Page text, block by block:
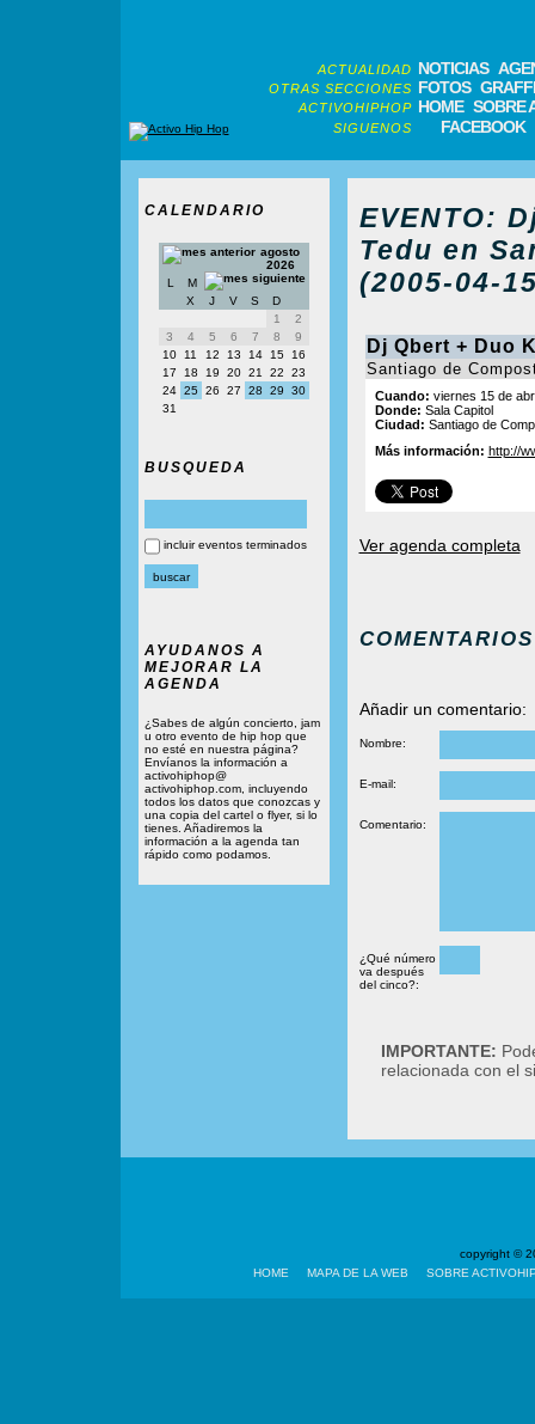
ACTUALIDAD NOTICIAS
OTRAS SECCIONES FOTOS
ACTIVOHIPHOP HOME SOBRE
SIGUENOS FACEBOOK
CALENDARIO
agosto
2026
L
M
X
J V S
D
1
2
3
4 5 6 7 8
9
10
11 12 13 14 15
16
17
18 19 20 21 22
23
24 25 26 27 28 29
30
31
BUSQUEDA
incluir eventos terminados
AYUDANOS A
MEJORAR LA
AGENDA
¿Sabes de algún concierto, jam
u otro evento de hip hop que
no esté en nuestra página?
Envíanos la información a
activohiphop@
activohiphop.com, incluyendo
todos los datos que conozcas y
una copia del cartel o flyer, si lo
tienes. Añadiremos la
información a la agenda tan
rápido como podamos.
EVENTO:
Tedu en
(2005-04-
Dj Qbert + Duo
Santiago de
Cuando: viernes 15 de
Donde: Sala Capitol
Ciudad: Santiago de
Más información: http://
Ver agenda completa
COMENTARIOS
Añadir un comentario:
Nombre:
E-mail:
Comentario:
¿Qué número
va después
del cinco?:
IMPORTANTE:
relacionada con el
copyright ©
HOME
MAPA DE LA WEB SOBRE